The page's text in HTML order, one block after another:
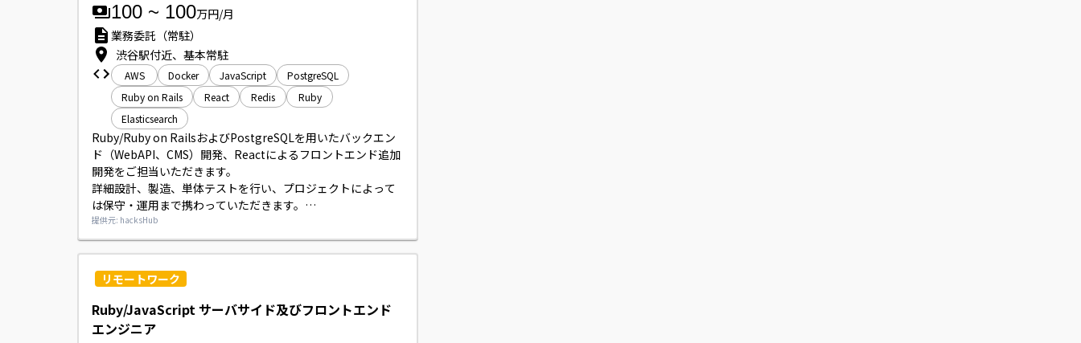
100 ~ 100万円/月
業務委託（常駐）
渋谷駅付近、基本常駐
AWS Docker JavaScript
PostgreSQL
Ruby on Rails
React Redis
Ruby
Elasticsearch
Ruby/Ruby on RailsおよびPostgreSQLを用いたバックエン
ド（WebAPI、CMS）開発、Reactによるフロントエンド追加
開発をご担当いただきます。
詳細設計、製造、単体テストを行い、プロジェクトによって
は保守・運用まで携わっていただきます。
スキルやプロジェクトに応じて基本設計や技術担当として顧
客ミーティングに同席いただく可能性があります。
支給のMacBook Proで開発作業を行っていただきます。
提供元: hacksHub
リモートワーク
Ruby/JavaScript サーバサイド及びフロントエンド
エンジニア